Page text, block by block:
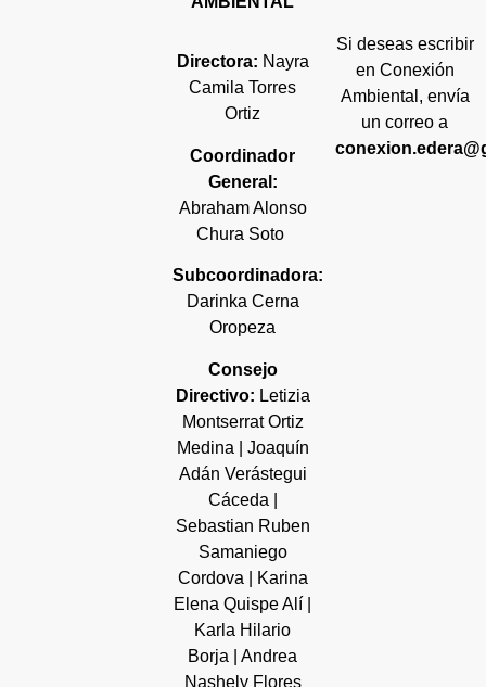
Directora: Nayra
Camila Torres
Ortiz
Coordinador
General:
Abraham Alonso
Chura Soto
Subcoordinadora:
Darinka Cerna
Oropeza
Consejo
Directivo: Letizia
Montserrat Ortiz
Medina | Joaquín
Adán Verástegui
Cáceda |
Sebastian Ruben
Samaniego
Cordova | Karina
Elena Quispe Alí |
Karla Hilario
Borja | Andrea
Nashely Flores
Si deseas escribir
en Conexión
Ambiental, envía
un correo a